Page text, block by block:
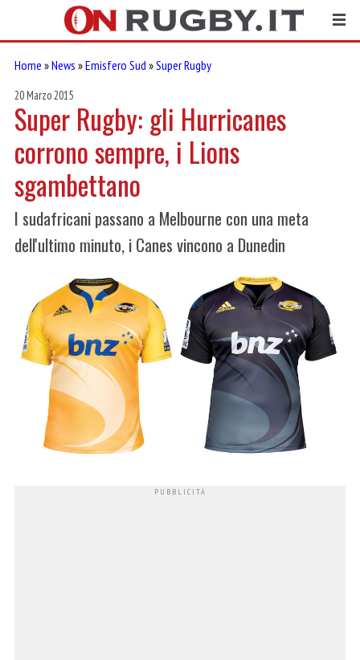
Home »News »Emisfero Sud »Super Rugby
20 Marzo 2015
Super Rugby: gli Hurricanes
corrono sempre, i Lions
sgambettano
I sudafricani passano a Melbourne con una meta
dell'ultimo minuto, i Canes vincono a Dunedin